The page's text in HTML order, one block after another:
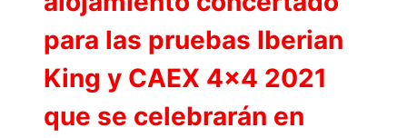
para las pruebas Iberian
King y CAEX 4×4 2021
que se celebrarán en